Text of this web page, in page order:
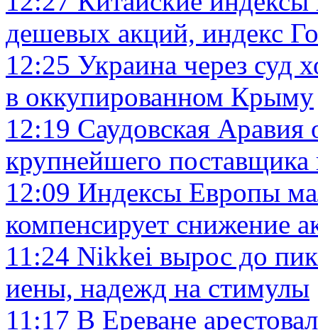
дешевых акций, индекс
12:25 Украина через суд
в оккупированном Крыму
12:19 Саудовская Аравия
крупнейшего
12:09 Индексы Европы
компенсирует снижение
11:24 Nikkei вырос до
иены, надежд на стимулы
11:17 В Ереване